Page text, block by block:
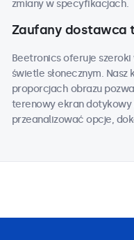
zmiany w specyfikacjach.
Zaufany dostawca
Beetronics oferuje
świetle słonecznym.
proporcjach obrazu
terenowy ekran dotykowy
przeanalizować opcje,